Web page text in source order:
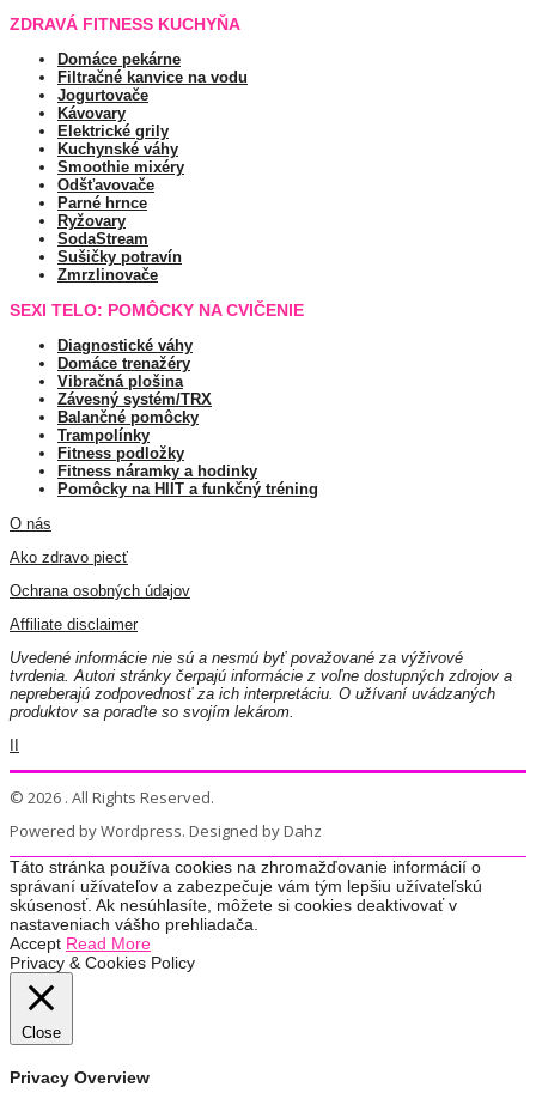
ZDRAVÁ FITNESS KUCHYŇA
Domáce pekárne
Filtračné kanvice na vodu
Jogurtovače
Kávovary
Elektrické grily
Kuchynské váhy
Smoothie mixéry
Odšťavovače
Parné hrnce
Ryžovary
SodaStream
Sušičky potravín
Zmrzlinovače
SEXI TELO: POMÔCKY NA CVIČENIE
Diagnostické váhy
Domáce trenažéry
Vibračná plošina
Závesný systém/TRX
Balančné pomôcky
Trampolínky
Fitness podložky
Fitness náramky a hodinky
Pomôcky na HIIT a funkčný tréning
O nás
Ako zdravo piecť
Ochrana osobných údajov
Affiliate disclaimer
Uvedené informácie nie sú a nesmú byť považované za výživové
tvrdenia. Autori stránky čerpajú informácie z voľne dostupných zdrojov a
nepreberajú zodpovednosť za ich interpretáciu. O užívaní uvádzaných
produktov sa poraďte so svojím lekárom.
© 2026 . All Rights Reserved.
Powered by Wordpress. Designed by Dahz
Táto stránka používa cookies na zhromažďovanie informácií o
správaní užívateľov a zabezpečuje vám tým lepšiu užívateľskú
skúsenosť. Ak nesúhlasíte, môžete si cookies deaktivovať v
nastaveniach vášho prehliadača.
Accept Read More
Privacy & Cookies Policy
Close
Privacy Overview